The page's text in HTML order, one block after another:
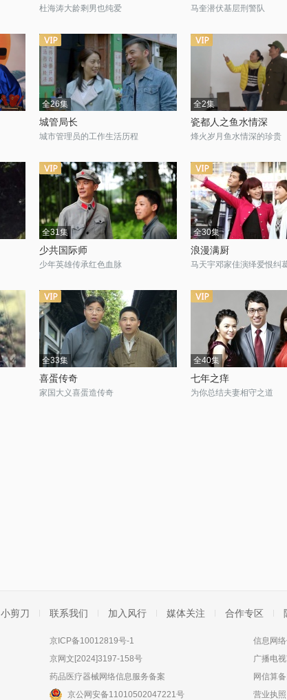
杜海涛大龄剩男也纯爱 马奎潜伏基层刑警队
全26集
城管局长
城市管理员的工作生活历程
全2集
瓷都人之鱼水情深
烽火岁月鱼水情深的珍贵
全31集
少共国际师
少年英雄传承红色血脉
全30集
浪漫满厨
马天宇邓家佳演绎爱恨纠
全33集
喜蛋传奇
家国大义喜蛋造传奇
全40集
七年之痒
为你总结夫妻相守之道
小剪刀 联系我们 加入风行 媒体关注 合作专区
京ICP备10012819号-1
京网文[2024]3197-158号
药品医疗器械网络信息服务备案
京公网安备11010502047221号
信息网
广播电
网信算
营业执照